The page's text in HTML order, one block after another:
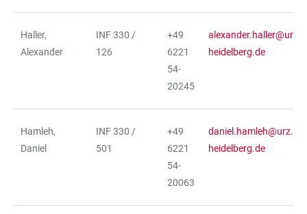
Haller,
Alexander
INF 330 /
126
+49
6221
54-
20245
heidelberg.de
Hamleh,
Daniel
INF 330 /
501
+49
6221
54-
20063
heidelberg.de